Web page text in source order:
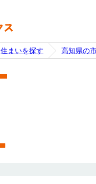
住まいを探す 高知県の